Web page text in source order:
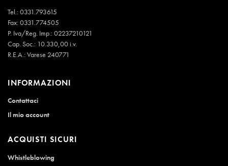
Tel.:0331.793615
Fax: 0331.774505
P. Iva/Reg. Imp.: 02237210121
Cap. Soc.: 10.330,00 i.v.
R.E.A.: Varese 240771
INFORMAZIONI
Contattaci
Il mio account
ACQUISTI SICURI
Whistleblowing